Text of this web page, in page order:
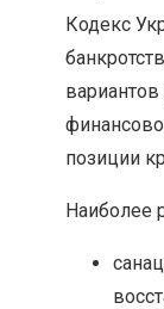
Кодекс
позиции
Наиболее